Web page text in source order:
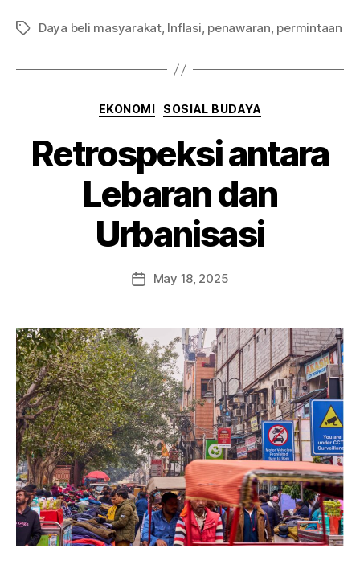
Daya beli masyarakat, Inflasi, penawaran, permintaan
EKONOMI SOSIAL BUDAYA
Retrospeksi antara
Lebaran dan
Urbanisasi
May 18, 2025